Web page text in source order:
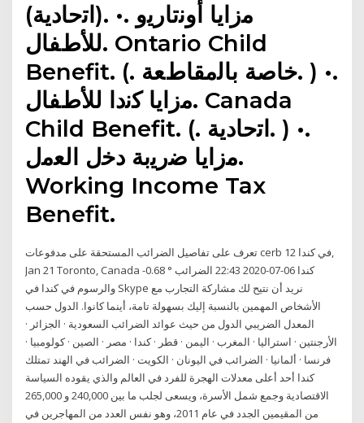
(ﺍﺗﺣﺎﺩﻳﺔ). •. ﻣﺯﺍﻳﺎ ﺃﻭﻧﺗﺎﺭﻳﻭ
ﻟﻸﻁﻔﺎﻝ. Ontario Child
Benefit. (. ﺧﺎﺻﺔ ﺑﺎﻟﻣﻘﺎﻁﻌﺔ. ) •.
ﻣﺯﺍﻳﺎ ﻛﻧﺩﺍ ﻟﻸﻁﻔﺎﻝ. Canada
Child Benefit. (. ﺍﺗﺣﺎﺩﻳﺔ. ) •.
ﻣﺯﺍﻳﺎ ﺿﺭﻳﺑﺔ ﺩﺧﻝ ﺍﻟﻌﻣﻝ.
Working Income Tax
Benefit.
تعرف على تفاصيل الضرائب المستحقة على مدفوعات cerb في كندا 12,
Jan 21 Toronto, Canada -0.68 ° كندا 06-07-2020 22:43 الضرائب
والرسوم في كندا في Skype نريد أن نتيح لك مشاركة التجارب مع
الأشخاص المهمين بالنسبة إليك بسهولة تامة، أينما كانوا. الدول حسب
المعدل الضريبي الدول من حيث عوائد الضرائب السعودية · الجزائر ·
الأرجنتين · استراليا · المغرب · اليمن · قطر · كندا · مصر · الصين · كولومبيا ·
فرنسا · ألمانيا · الضرائب في اليونان · الكويت · الضرائب في الهند تمتلك
كندا أحد أعلى معدلات الهجرة للفرد في العالم والذي يقوده السياسة
الاقتصادية وجمع شمل الأسرة، ويسعى لجلب ما بين 240,000 و 265,000
من المقيمين الجدد في عام 2011، وهو نفس العدد من المهاجرين في